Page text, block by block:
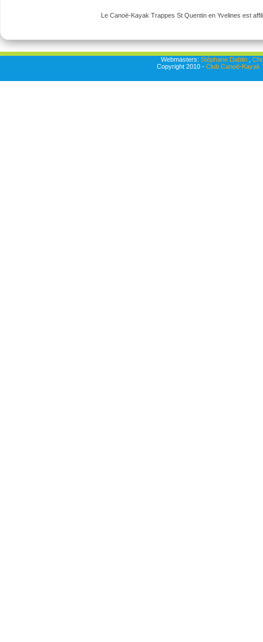
Le Canoë-Kayak Trappes St Quentin en Yvelines est
Webmasters: Stéphane Dablin,
Copyright 2010 - Club Canoë-Kayak